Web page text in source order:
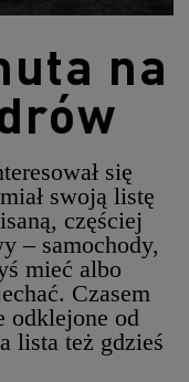
na
się
swoją listę
częściej
– samochody,
mieć albo
Czasem
odklejone od
lista też gdzieś